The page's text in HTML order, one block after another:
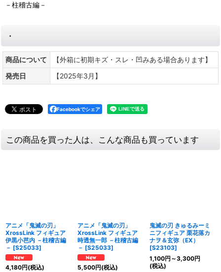
－柱稽古編－
・
商品について
【外箱に初期キズ・スレ・凹みある場合あります】
発売日
【2025年3月】
Facebookでシェア
この商品を買った人は、こんな商品も買っています
アニメ「鬼滅の刃」
XrossLink フィギュア
伊黒小芭内 －柱稽古編
－ [S25033]
4,180円(税込)
アニメ「鬼滅の刃」
XrossLink フィギュア
時透無一郎 －柱稽古編
－ [S25033]
5,500円(税込)
鬼滅の刃 きゅるみーミ
ニフィギュア 栗花落カ
ナヲ＆玄弥（EX）
[S23103]
1,100円 ～3,300円
(税込)